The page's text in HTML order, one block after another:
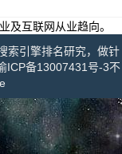
及互联网从业趋向。
索引擎排名研究，做针
ICP备13007431号-3不